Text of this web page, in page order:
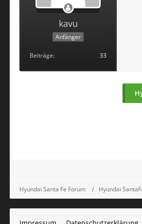
kavu
Anfänger
Beiträge 33
Hyundai Santa Fe Forum Hyundai